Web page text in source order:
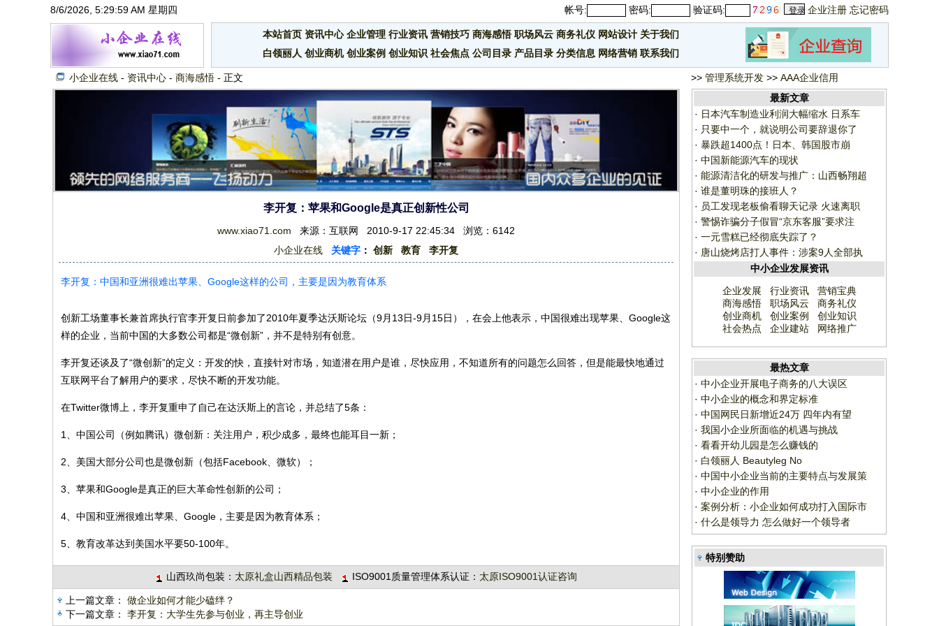
8/6/2026, 5:30:00 AM 星期四 帐号: 密码: 验证码: 企业注册 忘记密码
本站首页 资讯中心 企业管理 行业资讯 营销技巧 商海感悟 职场风云 商务礼仪 网站设计 关于我们
白领丽人 创业商机 创业案例 创业知识 社会焦点 公司目录 产品目录 分类信息 网络营销 联系我们
小企业在线 - 资讯中心 - 商海感悟 - 正文 >> 管理系统开发 >> AAA企业信用
李开复：苹果和Google是真正创新性公司
www.xiao71.com 来源：互联网 2010-9-17 22:45:34 浏览：6142
小企业在线
关键字 ： 创新 教育 李开复
李开复：中国和亚洲很难出苹果、Google这样的公司，主要是因为教育体系
创新工场董事长兼首席执行官李开复日前参加了2010年夏季达沃斯论坛（9月13日-9月15日），在会上他表示，中国很难出现苹果、Google这
样的企业，当前中国的大多数公司都是“微创新”，并不是特别有创意。
李开复还谈及了“微创新”的定义：开发的快，直接针对市场，知道潜在用户是谁，尽快应用，不知道所有的问题怎么回答，但是能最快地通过
互联网平台了解用户的要求，尽快不断的开发功能。
在Twitter微博上，李开复重申了自己在达沃斯上的言论，并总结了5条：
1、中国公司（例如腾讯）微创新：关注用户，积少成多，最终也能耳目一新；
2、美国大部分公司也是微创新（包括Facebook、微软）；
3、苹果和Google是真正的巨大革命性创新的公司；
4、中国和亚洲很难出苹果、Google，主要是因为教育体系；
5、教育改革达到美国水平要50-100年。
山西玖尚包装： 太原礼盒山西精品包装 ISO9001质量管理体系认证： 太原ISO9001认证咨询
上一篇文章： 做企业如何才能少磕绊？
下一篇文章： 李开复：大学生先参与创业，再主导创业
最新文章
· 日本汽车制造业利润大幅缩水 日系车
· 只要中一个，就说明公司要辞退你了
· 暴跌超1400点！日本、韩国股市崩
· 中国新能源汽车的现状
· 能源清洁化的研发与推广：山西畅翔超
· 谁是董明珠的接班人？
· 员工发现老板偷看聊天记录 火速离职
· 警惕诈骗分子假冒“京东客服”要求注
· 一元雪糕已经彻底失踪了？
· 唐山烧烤店打人事件：涉案9人全部执
中小企业发展资讯
企业发展
行业资讯
营销宝典
商海感悟
职场风云
商务礼仪
创业商机
创业案例
创业知识
社会热点
企业建站 网络推广
最热文章
· 中小企业开展电子商务的八大误区
· 中小企业的概念和界定标准
· 中国网民日新增近24万 四年内有望
· 我国小企业所面临的机遇与挑战
· 看看开幼儿园是怎么赚钱的
· 白领丽人 Beautyleg No
· 中国中小企业当前的主要特点与发展策
· 中小企业的作用
· 案例分析：小企业如何成功打入国际市
· 什么是领导力 怎么做好一个领导者
特别赞助